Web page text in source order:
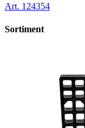
Art. 124354
Sortiment